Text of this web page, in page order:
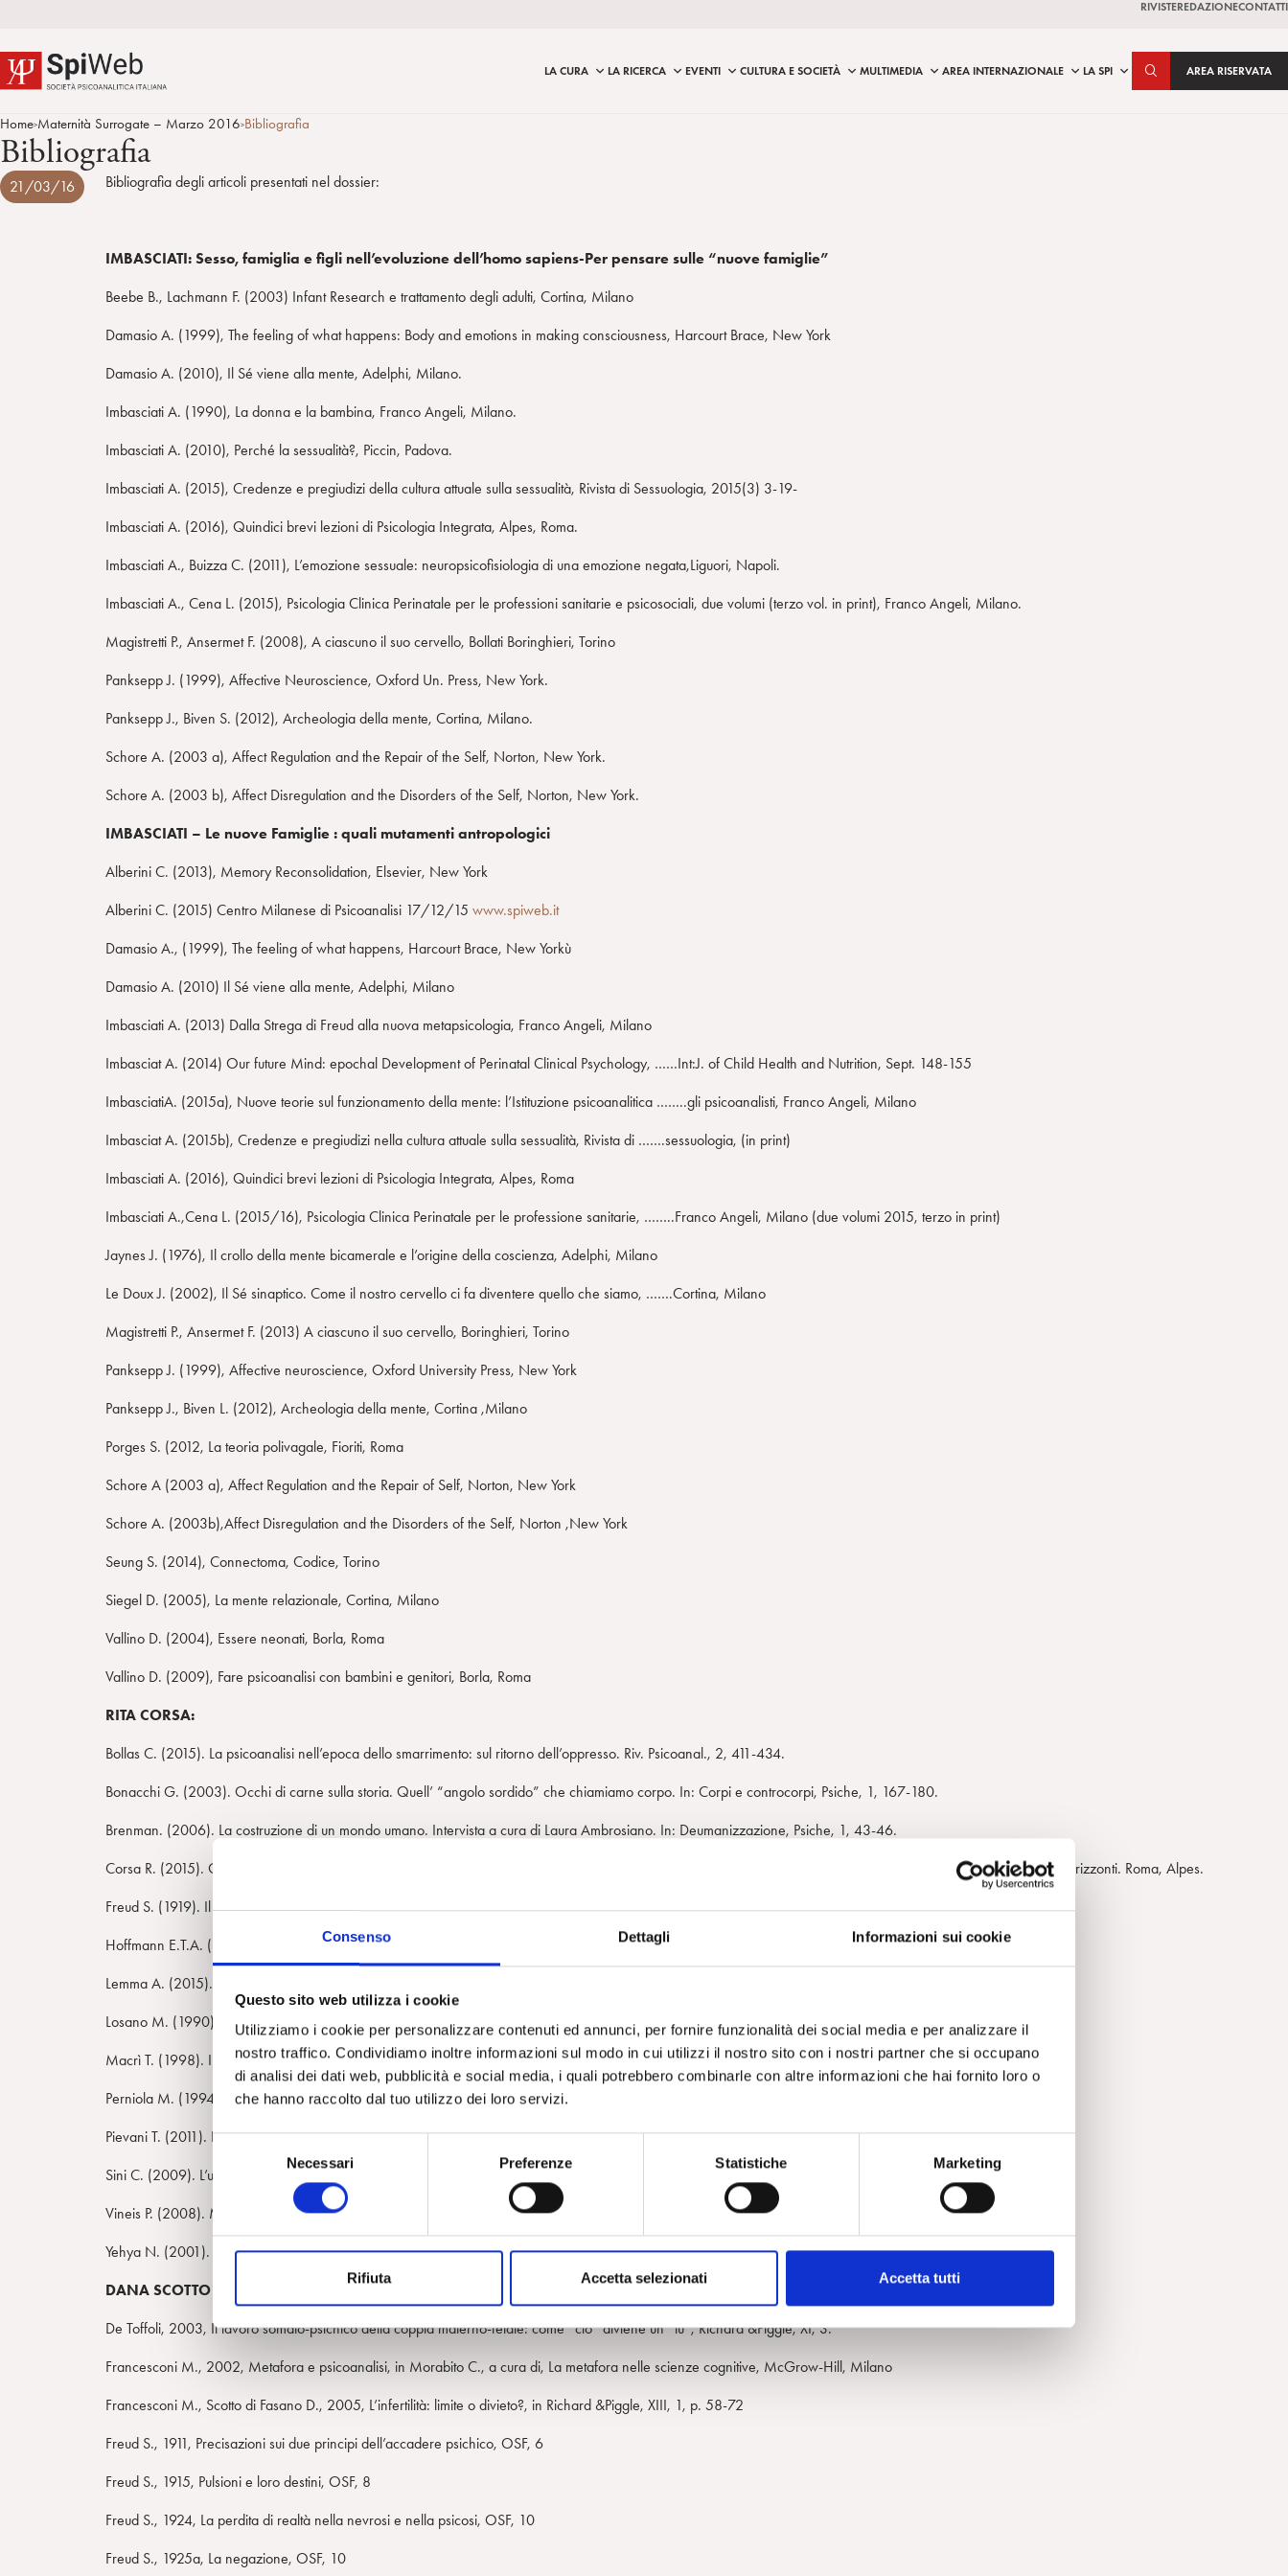
Consenso Dettagli Informazioni sui cookie
Questo sito web utilizza i cookie
Utilizziamo i cookie per personalizzare contenuti ed annunci, per fornire funzionalità dei social media e per analizzare il
nostro traffico. Condividiamo inoltre informazioni sul modo in cui utilizzi il nostro sito con i nostri partner che si occupano
di analisi dei dati web, pubblicità e social media, i quali potrebbero combinarle con altre informazioni che hai fornito loro o
che hanno raccolto dal tuo utilizzo dei loro servizi.
S
e
z
e
e
l
o
s
n
s
Necessari Preferenze Statistiche Marketing
Rifiuta Accetta selezionati Accetta tutti
RIVISTEREDAZIONECONTATTI
LA CURA LA RICERCA EVENTI CULTURA E SOCIETÀ MULTIMEDIA AREA INTERNAZIONALE LA SPI AREA RISERVATA
Home>Maternità Surrogate – Marzo 2016>Bibliografia
Bibliografia
21/03/16 Bibliografia degli articoli presentati nel dossier:
IMBASCIATI: Sesso, famiglia e figli nell’evoluzione dell’homo sapiens-Per pensare sulle “nuove famiglie”
Beebe B., Lachmann F. (2003) Infant Research e trattamento degli adulti, Cortina, Milano
Damasio A. (1999), The feeling of what happens: Body and emotions in making consciousness, Harcourt Brace, New York
Damasio A. (2010), Il Sé viene alla mente, Adelphi, Milano.
Imbasciati A. (1990), La donna e la bambina, Franco Angeli, Milano.
Imbasciati A. (2010), Perché la sessualità?, Piccin, Padova.
Imbasciati A. (2015), Credenze e pregiudizi della cultura attuale sulla sessualità, Rivista di Sessuologia, 2015(3) 3-19-
Imbasciati A. (2016), Quindici brevi lezioni di Psicologia Integrata, Alpes, Roma.
Imbasciati A., Buizza C. (2011), L’emozione sessuale: neuropsicofisiologia di una emozione negata,Liguori, Napoli.
Imbasciati A., Cena L. (2015), Psicologia Clinica Perinatale per le professioni sanitarie e psicosociali, due volumi (terzo vol. in print), Franco Angeli, Milano.
Magistretti P., Ansermet F. (2008), A ciascuno il suo cervello, Bollati Boringhieri, Torino
Panksepp J. (1999), Affective Neuroscience, Oxford Un. Press, New York.
Panksepp J., Biven S. (2012), Archeologia della mente, Cortina, Milano.
Schore A. (2003 a), Affect Regulation and the Repair of the Self, Norton, New York.
Schore A. (2003 b), Affect Disregulation and the Disorders of the Self, Norton, New York.
IMBASCIATI – Le nuove Famiglie : quali mutamenti antropologici
Alberini C. (2013), Memory Reconsolidation, Elsevier, New York
Alberini C. (2015) Centro Milanese di Psicoanalisi 17/12/15 www.spiweb.it
Damasio A., (1999), The feeling of what happens, Harcourt Brace, New Yorkù
Damasio A. (2010) Il Sé viene alla mente, Adelphi, Milano
Imbasciati A. (2013) Dalla Strega di Freud alla nuova metapsicologia, Franco Angeli, Milano
Imbasciat A. (2014) Our future Mind: epochal Development of Perinatal Clinical Psychology, ……Int:J. of Child Health and Nutrition, Sept. 148-155
ImbasciatiA. (2015a), Nuove teorie sul funzionamento della mente: l’Istituzione psicoanalitica ……..gli psicoanalisti, Franco Angeli, Milano
Imbasciat A. (2015b), Credenze e pregiudizi nella cultura attuale sulla sessualità, Rivista di …….sessuologia, (in print)
Imbasciati A. (2016), Quindici brevi lezioni di Psicologia Integrata, Alpes, Roma
Imbasciati A.,Cena L. (2015/16), Psicologia Clinica Perinatale per le professione sanitarie, ……..Franco Angeli, Milano (due volumi 2015, terzo in print)
Jaynes J. (1976), Il crollo della mente bicamerale e l’origine della coscienza, Adelphi, Milano
Le Doux J. (2002), Il Sé sinaptico. Come il nostro cervello ci fa diventere quello che siamo, …….Cortina, Milano
Magistretti P., Ansermet F. (2013) A ciascuno il suo cervello, Boringhieri, Torino
Panksepp J. (1999), Affective neuroscience, Oxford University Press, New York
Panksepp J., Biven L. (2012), Archeologia della mente, Cortina ,Milano
Porges S. (2012, La teoria polivagale, Fioriti, Roma
Schore A (2003 a), Affect Regulation and the Repair of Self, Norton, New York
Schore A. (2003b),Affect Disregulation and the Disorders of the Self, Norton ,New York
Seung S. (2014), Connectoma, Codice, Torino
Siegel D. (2005), La mente relazionale, Cortina, Milano
Vallino D. (2004), Essere neonati, Borla, Roma
Vallino D. (2009), Fare psicoanalisi con bambini e genitori, Borla, Roma
RITA CORSA:
Bollas C. (2015). La psicoanalisi nell’epoca dello smarrimento: sul ritorno dell’oppresso. Riv. Psicoanal., 2, 411-434.
Bonacchi G. (2003). Occhi di carne sulla storia. Quell’ “angolo sordido” che chiamiamo corpo. In: Corpi e controcorpi, Psiche, 1, 167-180.
Brenman. (2006). La costruzione di un mondo umano. Intervista a cura di Laura Ambrosiano. In: Deumanizzazione, Psiche, 1, 43-46.
Corsa R. (2015). Oltre il limite. Mutazioni somatopsichiche nelle protesi e nei trapianti. In: Corsa R., Monterosa L., Limite è speranza. Lo psicoanalista ferito e i suoi orizzonti. Roma, Alpes.
Freud S. (1919). Il perturbante. O.S.F., 9.
Hoffmann E.T.A. (1815). L’uomo della sabbia e altri racconti. Milano, Mondadori, 1987.
Lemma A. (2015).La psicoanalisi ai tempi della tecnocultura. Alcune riflessioni sul destino del corpo nello spazio virtuale. Riv. Psicoanal., 2, 457-476.
Losano M. (1990). Storie di automi. Dalla Grecia classica alla belle époque. Torino, Einaudi.
Macrì T. (1998). Il corpo postorganico. Genova/Milano, Costa & Nolan.
Perniola M. (1994). Il sex appeal dell’inorganico. Torino, Einaudi.
Pievani T. (2011). La vita inaspettata. Il fascino di un’evoluzione che non ci aveva previsto. Milano, Cortina.
Sini C. (2009). L’uomo, la macchina, l’automa. Torino, Boringhieri.
Vineis P. (2008). Mutazioni bio-antropologiche. In: Mutazioni antropologiche, Psiche, 2, 15-20.
Yehya N. (2001). Homo cyborg. Milano, Elèuthera, 2004.
DANA SCOTTO DI FASANO:
De Toffoli, 2003, Il lavoro somato-psichico della coppia materno-fetale: come “ciò” diviene un “tu”, Richard &Piggle, XI, 3.
Francesconi M., 2002, Metafora e psicoanalisi, in Morabito C., a cura di, La metafora nelle scienze cognitive, McGrow-Hill, Milano
Francesconi M., Scotto di Fasano D., 2005, L’infertilità: limite o divieto?, in Richard &Piggle, XIII, 1, p. 58-72
Freud S., 1911, Precisazioni sui due principi dell’accadere psichico, OSF, 6
Freud S., 1915, Pulsioni e loro destini, OSF, 8
Freud S., 1924, La perdita di realtà nella nevrosi e nella psicosi, OSF, 10
Freud S., 1925a, La negazione, OSF, 10